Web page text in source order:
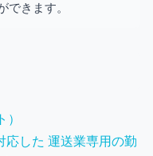
できます。
応した 運送業専用の勤